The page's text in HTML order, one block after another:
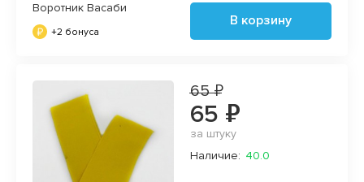
Воротник Васаби
+2 бонуса
В корзину
65 ₽
65 ₽
за штуку
Наличие: 40.0